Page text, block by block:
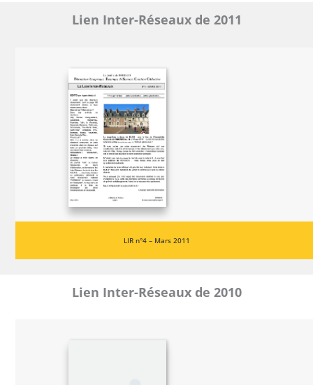
Lien Inter-Réseaux de 2011
LIR n°4 – Mars 2011
Lien Inter-Réseaux de 2010​